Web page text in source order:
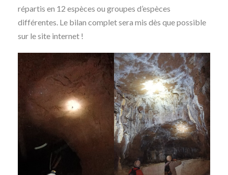
répartis en 12 espèces ou groupes d’espèces
différentes. Le bilan complet sera mis dès que possible
sur le site internet !